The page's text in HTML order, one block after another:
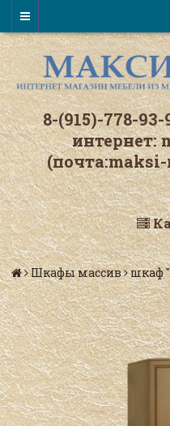
8-(915)-778-
интернет:
Шкафы массив шкаф